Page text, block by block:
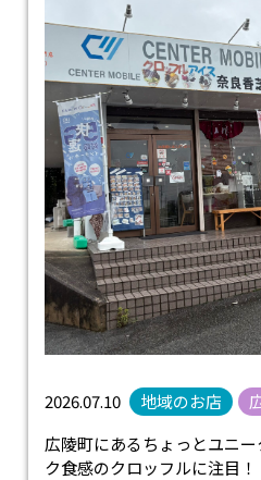
2026.07.10 地域のお店
広陵町にあるちょっとユニ
ク食感のクロッフルに注目！